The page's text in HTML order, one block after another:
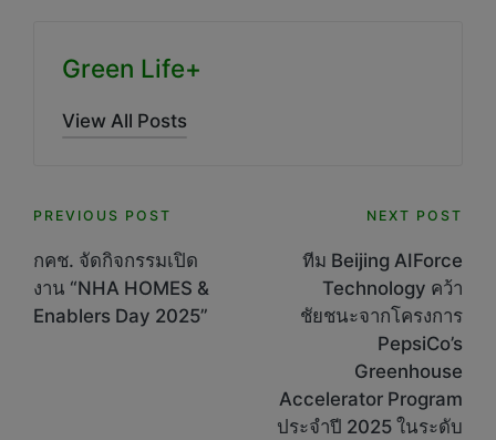
Green Life+
View All Posts
Post
navigation
PREVIOUS POST
กคช. จัดกิจกรรมเปิด
งาน “NHA HOMES &
Enablers Day 2025”
NEXT POST
ทีม Beijing AIForce
Technology คว้า
ชัยชนะจากโครงการ
PepsiCo’s
Greenhouse
Accelerator Program
ประจำปี 2025 ในระดับ